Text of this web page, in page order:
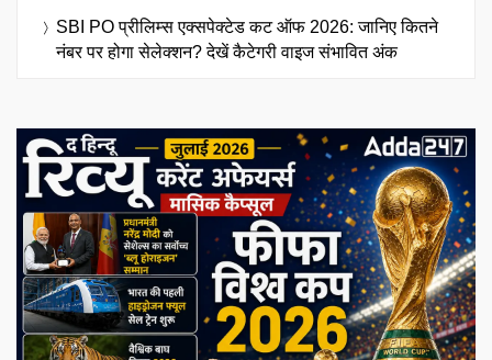
SBI PO प्रीलिम्स एक्सपेक्टेड कट ऑफ 2026: जानिए कितने
नंबर पर होगा सेलेक्शन? देखें कैटेगरी वाइज संभावित अंक